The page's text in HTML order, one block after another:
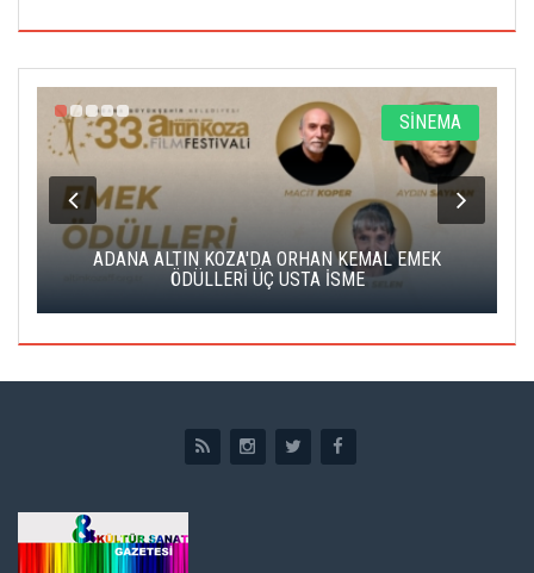
SİNEMA
ADANA ALTIN KOZA'DA ORHAN KEMAL EMEK
ÖDÜLLERİ ÜÇ USTA İSME